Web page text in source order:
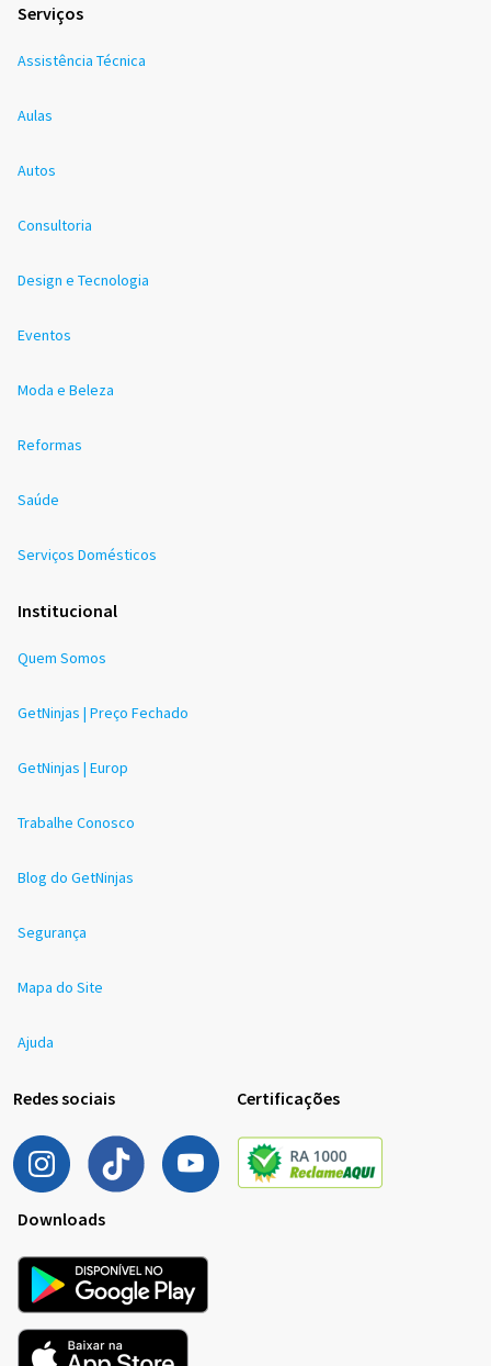
Serviços
Assistência Técnica
Aulas
Autos
Consultoria
Design e Tecnologia
Eventos
Moda e Beleza
Reformas
Saúde
Serviços Domésticos
Institucional
Quem Somos
GetNinjas | Preço Fechado
GetNinjas | Europ
Trabalhe Conosco
Blog do GetNinjas
Segurança
Mapa do Site
Ajuda
Redes sociais Certificações
Downloads